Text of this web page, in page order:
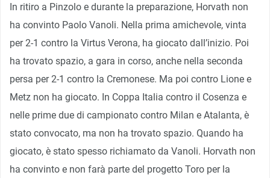
In ritiro a Pinzolo e durante la preparazione, Horvath non
ha convinto Paolo Vanoli. Nella prima amichevole, vinta
per 2-1 contro la Virtus Verona, ha giocato dall’inizio. Poi
ha trovato spazio, a gara in corso, anche nella seconda
persa per 2-1 contro la Cremonese. Ma poi contro Lione e
Metz non ha giocato. In Coppa Italia contro il Cosenza e
nelle prime due di campionato contro Milan e Atalanta, è
stato convocato, ma non ha trovato spazio. Quando ha
giocato, è stato spesso richiamato da Vanoli. Horvath non
ha convinto e non farà parte del progetto Toro per la